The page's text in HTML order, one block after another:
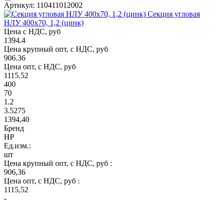
Артикул: 110411012002
Секция угловая
НЛУ 400х70, 1,2 (цинк)
Цена с НДС, руб
1394.4
Цена крупный опт, с НДС, руб
906.36
Цена опт, с НДС, руб
1115.52
400
70
1.2
3.5275
1394,40
Бренд
НР
Ед.изм.:
шт
Цена крупный опт, с НДС, руб :
906,36
Цена опт, с НДС, руб :
1115,52
-